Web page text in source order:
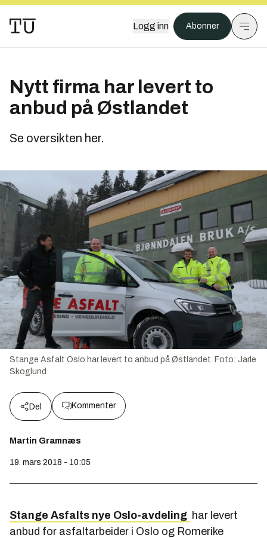
Logg inn Abonner
Nytt firma har levert to
anbud på Østlandet
Se oversikten her.
Stange Asfalt Oslo har levert to anbud på Østlandet. Foto: Jarle
Skoglund
Del Kommenter
Martin Gramnæs
19. mars 2018 - 10:05
Stange Asfalts nye Oslo-avdeling har levert
anbud for asfaltarbeider i Oslo og Romerike